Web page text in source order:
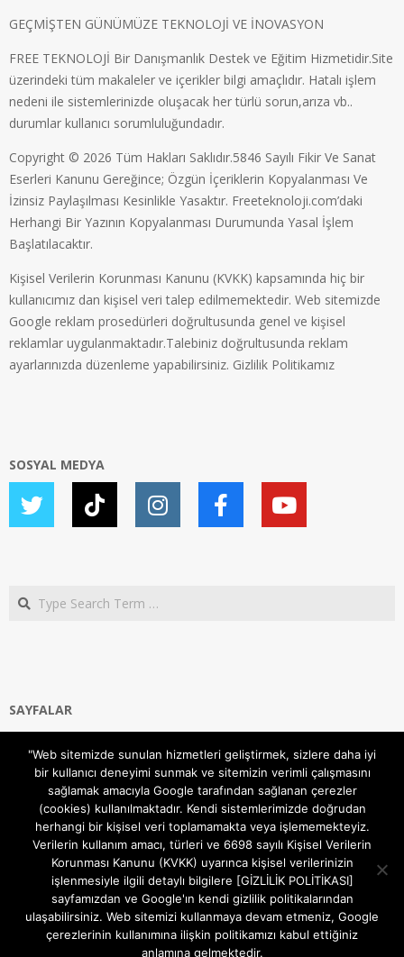
GEÇMİŞTEN GÜNÜMÜZE TEKNOLOJİ VE İNOVASYON
FREE TEKNOLOJİ Bir Danışmanlık Destek ve Eğitim Hizmetidir.Site
üzerindeki tüm makaleler ve içerikler bilgi amaçlıdır. Hatalı işlem
nedeni ile sistemlerinizde oluşacak her türlü sorun,arıza vb..
durumlar kullanıcı sorumluluğundadır.
Copyright © 2026 Tüm Hakları Saklıdır.5846 Sayılı Fikir Ve Sanat
Eserleri Kanunu Gereğince; Özgün İçeriklerin Kopyalanması Ve
İzinsiz Paylaşılması Kesinlikle Yasaktır. Freeteknoloji.com’daki
Herhangi Bir Yazının Kopyalanması Durumunda Yasal İşlem
Başlatılacaktır.
Kişisel Verilerin Korunması Kanunu (KVKK) kapsamında hiç bir
kullanıcımız dan kişisel veri talep edilmemektedir. Web sitemizde
Google reklam prosedürleri doğrultusunda genel ve kişisel
reklamlar uygulanmaktadır.Talebiniz doğrultusunda reklam
ayarlarınızda düzenleme yapabilirsiniz. Gizlilik Politikamız
SOSYAL MEDYA
Search
SAYFALAR
Gizlilik ve Çerezler (Cookies) Politikası
Hakkımızda
İletişim Kanalları
MODEM KURULUM
TEKNİK DESTEK
TELEVİZYON SİSTEMLERİ
"Web sitemizde sunulan hizmetleri geliştirmek, sizlere daha iyi
bir kullanıcı deneyimi sunmak ve sitemizin verimli çalışmasını
sağlamak amacıyla Google tarafından sağlanan çerezler
(cookies) kullanılmaktadır. Kendi sistemlerimizde doğrudan
herhangi bir kişisel veri toplamamakta veya işlememekteyiz.
Verilerin kullanım amacı, türleri ve 6698 sayılı Kişisel Verilerin
Korunması Kanunu (KVKK) uyarınca kişisel verilerinizin
işlenmesiyle ilgili detaylı bilgilere [GİZLİLİK POLİTİKASI]
sayfamızdan ve Google'ın kendi gizlilik politikalarından
ulaşabilirsiniz. Web sitemizi kullanmaya devam etmeniz, Google
çerezlerinin kullanımına ilişkin politikamızı kabul ettiğiniz
anlamına gelmektedir.